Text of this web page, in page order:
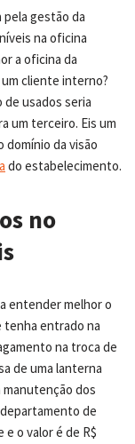
gestão da
na oficina
a oficina da
cliente interno?
usados seria
um terceiro. Eis um
domínio da visão
do estabelecimento.
no
entender melhor o
entrado na
na troca de
de uma lanterna
manutenção dos
de
o valor é de R$